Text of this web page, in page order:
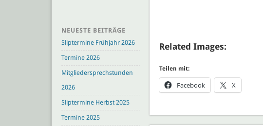
Related Images:
Teilen mit:
Facebook X
NEUESTE BEITRÄGE
Sliptermine Frühjahr 2026
Termine 2026
Mitgliedersprechstunden
2026
Sliptermine Herbst 2025
Termine 2025